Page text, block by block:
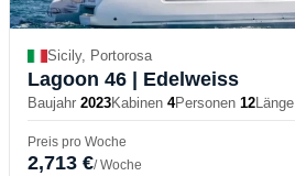
Sicily, Portorosa
Lagoon 46 | Edelweiss
Baujahr 2023Kabinen 4Personen 12Länge
Preis pro Woche
2,713 €/ Woche